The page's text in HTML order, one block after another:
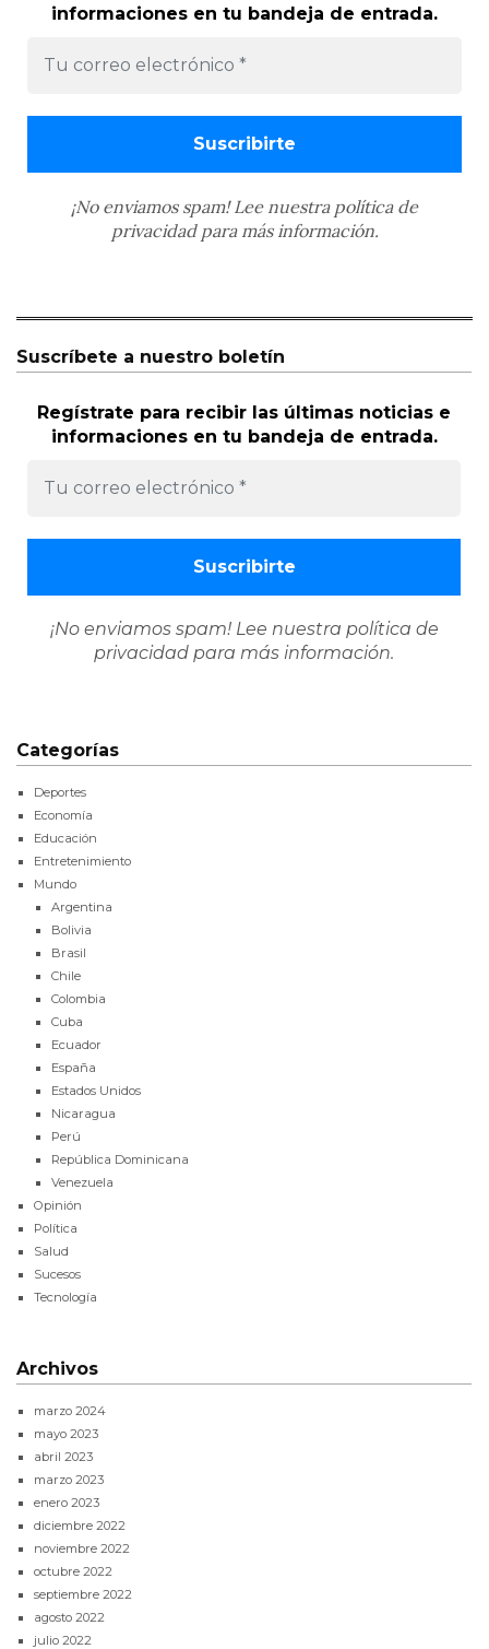
informaciones en tu bandeja de entrada.
¡No enviamos spam! Lee nuestra política de
privacidadpara más información.
Suscríbete a nuestro boletín
Regístrate para recibir las últimas noticias e
informaciones en tu bandeja de entrada.
¡No enviamos spam! Lee nuestra política de
privacidad para más información.
Categorías
Deportes
Economía
Educación
Entretenimiento
Mundo
Argentina
Bolivia
Brasil
Chile
Colombia
Cuba
Ecuador
España
Estados Unidos
Nicaragua
Perú
República Dominicana
Venezuela
Opinión
Política
Salud
Sucesos
Tecnología
Archivos
marzo 2024
mayo 2023
abril 2023
marzo 2023
enero 2023
diciembre 2022
noviembre 2022
octubre 2022
septiembre 2022
agosto 2022
julio 2022